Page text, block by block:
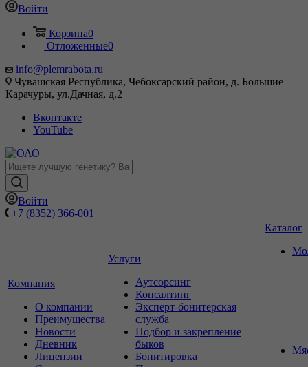
Войти
Корзина0
Отложенные0
info@plemrabota.ru
Чувашская Республика, Чебоксарский район, д. Большие
Карачуры, ул.Дачная, д.2
Вконтакте
YouTube
Войти
+7 (8352) 366-001
Компания
О компании
Преимущества
Новости
Дневник
Лицензии
Услуги
Аутсорсинг
Консалтинг
Эксперт-бонитерская
служба
Подбор и закрепление
быков
Бонитировка
Каталог